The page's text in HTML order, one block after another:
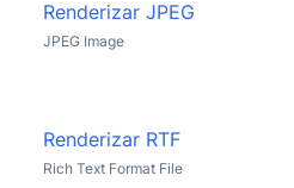
Renderizar JPEG
JPEG Image
Renderizar RTF
Rich Text Format File